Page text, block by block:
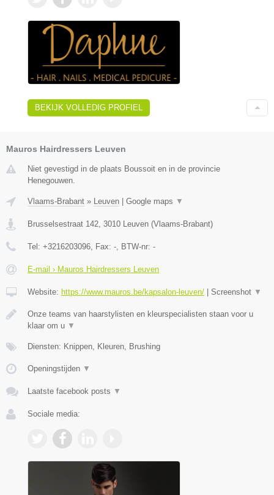
BEKIJK VOLLEDIG PROFIEL
Mauros Hairdressers Leuven
Niet gevestigd in de plaats Boussoit en in de provincie
Henegouwen.
Vlaams-Brabant » Leuven | Google maps ▼
Brusselsestraat 142 3010 Leuven (Vlaams-Brabant)
Tel: +3216203096 , Fax: - , BTW-nr: -
E-mail › Mauros Hairdressers Leuven
Website: https://www.mauros.be/kapsalon-leuven/ | Screenshot ▼
Onze teams van haarstylisten en kleurspecialisten staan voor u
klaar om u ▼
Diensten: Knippen, Kleuren, Brushing
Openingstijden ▼
Laatste facebook posts ▼
Sociale media: